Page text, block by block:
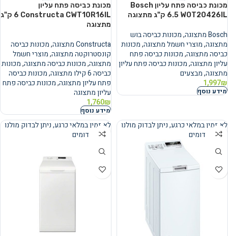
מכונת כביסה פתח עליון Bosch
WOT20426IL ‏6.5 ‏ק"ג מתצוגה
Bosch מתצוגה ,מכונות כביסה בוש
מתצוגה,מוצרי חשמל מתצוגה,מכונות
כביסה מתצוגה,מכונות כביסה פתח
עליון מתצוגה,מכונות כביסה פתח עליון
מתצוגה,מבצעים
1,997₪
מידע נוסף
מכונת כביסה פתח עליון
Constructa CWT10R16IL ‏6 ‏ק"ג
מתצוגה
Constructa מתצוגה ,מכונות כביסה
קונסטרוקטה מתצוגה,מוצרי חשמל
מתצוגה,מכונות כביסה מתצוגה,מכונות
כביסה 6 קילו מתצוגה
,מכונות כביסה
פתח עליון מתצוגה,מכונות כביסה פתח
עליון מתצוגה
1,760₪
מידע נוסף
נמכר
לא זמין במלאי כרגע, ניתן לבדוק מולנו
מוצרים דומים
נמכר
לא זמין במלאי כרגע, ניתן לבדוק מולנו
מוצרים דומים